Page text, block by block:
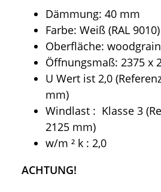
Dämmung: 40 mm
Farbe: Weiß (RAL 9010)
Oberfläche: woodgrain
Öffnungsmaß: 2375 x
U Wert ist 2,0
mm)
Windlast : Klasse 3
2125 mm)
w/m ² k : 2,0
ACHTUNG!